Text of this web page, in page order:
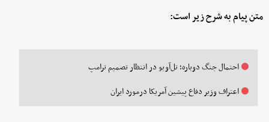
متن پیام به شرح زیر است:
احتمال جنگ دوباره؛ تل‌آویو در انتظار تصمیم ترامپ
اعتراف وزیر دفاع پیشین آمریکا درمورد ایران